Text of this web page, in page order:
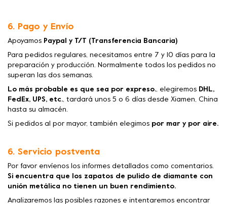
6. Pago y Envío
Apoyamos Paypal y T/T (Transferencia Bancaria)
Para pedidos regulares, necesitamos entre 7 y 10 días para la
preparación y producción. Normalmente todos los pedidos no
superan las dos semanas.
Lo más probable es que sea por expreso., elegiremos DHL,
FedEx, UPS, etc., tardará unos 5 o 6 días desde Xiamen, China
hasta su almacén.
Si pedidos al por mayor, también elegimos por mar y por aire.
6. Servicio postventa
Por favor envíenos los informes detallados como comentarios.
Si encuentra que los zapatos de pulido de diamante con
unión metálica no tienen un buen rendimiento.
Analizaremos las posibles razones e intentaremos encontrar